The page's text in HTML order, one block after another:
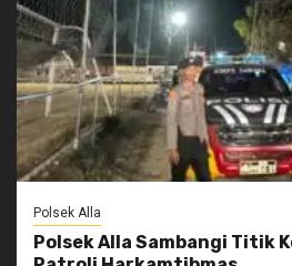
Polsek Alla
Polsek Alla Sambangi Titik